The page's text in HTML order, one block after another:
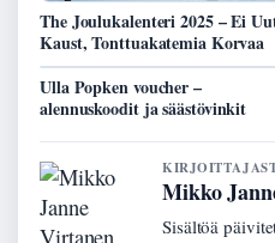
The Joulukalenteri 2025 – Ei
Kaust, Tonttuakatemia Korvaa
Ulla Popken voucher –
alennuskoodit ja säästövinkit
Mikko
Sisältöä